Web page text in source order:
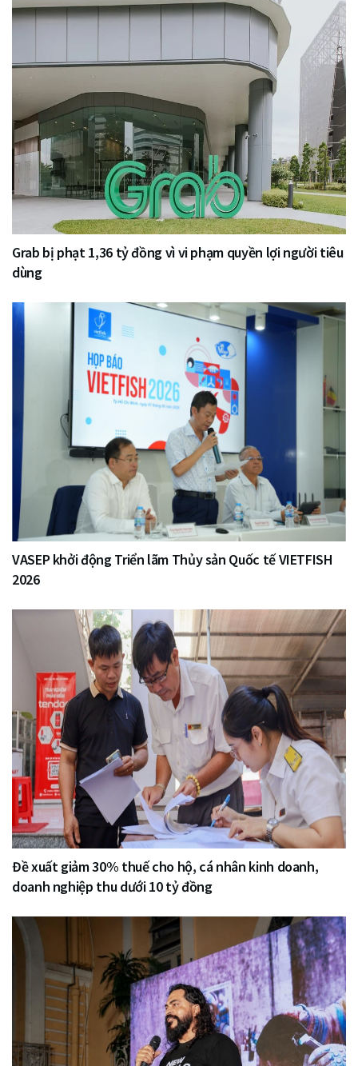
Grab bị phạt 1,36 tỷ đồng vì vi phạm quyền lợi người tiêu
dùng
VASEP khởi động Triển lãm Thủy sản Quốc tế VIETFISH
2026
Đề xuất giảm 30% thuế cho hộ, cá nhân kinh doanh,
doanh nghiệp thu dưới 10 tỷ đồng